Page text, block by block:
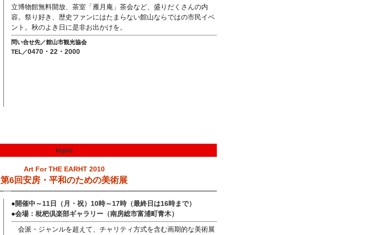
立博物館無料開放、茶室「雁月庵」茶会など、盛りだくさんの内
容。祭り好き、歴史ファンにはたまらない館山ならではの市民イベ
ント。秋のよき日に是非お出かけを。
問い合せ先／館山市観光協会
TEL／0470・22・2000
topic
Art For THE EARHT 2010
第6回安房・平和のための美術展
●開催中～11日（月・祝）10時～17時（最終日は16時まで）
●会場：枇杷倶楽部ギャラリー（南房総市富浦町青木）
会派・ジャンルを超えて、チャリティ方式を含む画期的な美術展